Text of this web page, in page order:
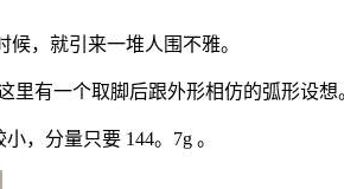
，就引来一堆人围不雅。
有一个取脚后跟外形相仿的弧形设想
，分量只要 144。7g 。